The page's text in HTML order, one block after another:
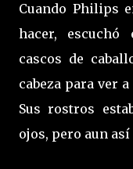
Cuando Philips
hacer,
cascos de
cabeza para ver
Sus rostros
ojos, pero aun